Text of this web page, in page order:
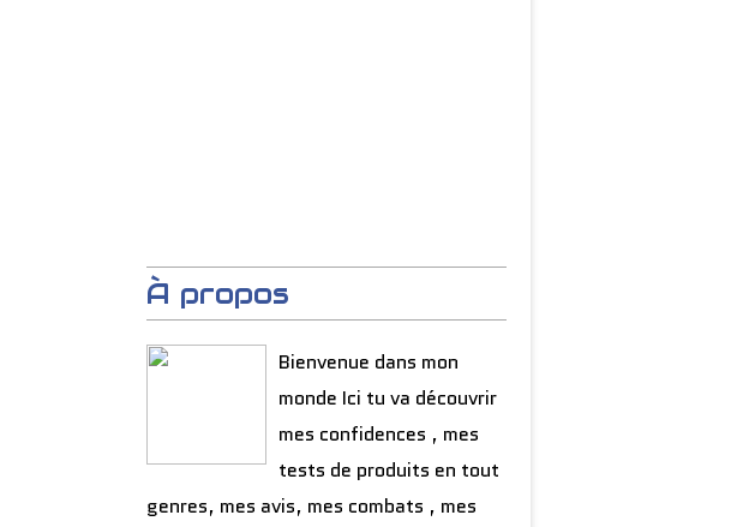
À propos
Bienvenue dans mon
monde Ici tu va découvrir
mes confidences , mes
tests de produits en tout
genres, mes avis, mes combats , mes